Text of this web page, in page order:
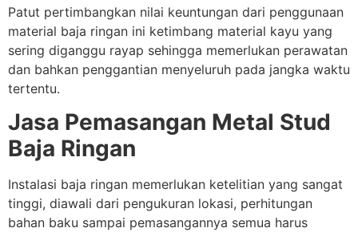
Patut pertimbangkan nilai keuntungan dari penggunaan
material baja ringan ini ketimbang material kayu yang
sering diganggu rayap sehingga memerlukan perawatan
dan bahkan penggantian menyeluruh pada jangka waktu
tertentu.
Jasa Pemasangan Metal Stud
Baja Ringan
Instalasi baja ringan memerlukan ketelitian yang sangat
tinggi, diawali dari pengukuran lokasi, perhitungan
bahan baku sampai pemasangannya semua harus